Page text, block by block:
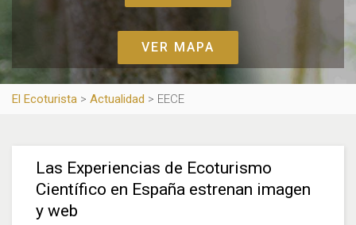
VER MAPA
El Ecoturista > Actualidad > EECE
Las Experiencias de Ecoturismo
Científico en España estrenan imagen
y web